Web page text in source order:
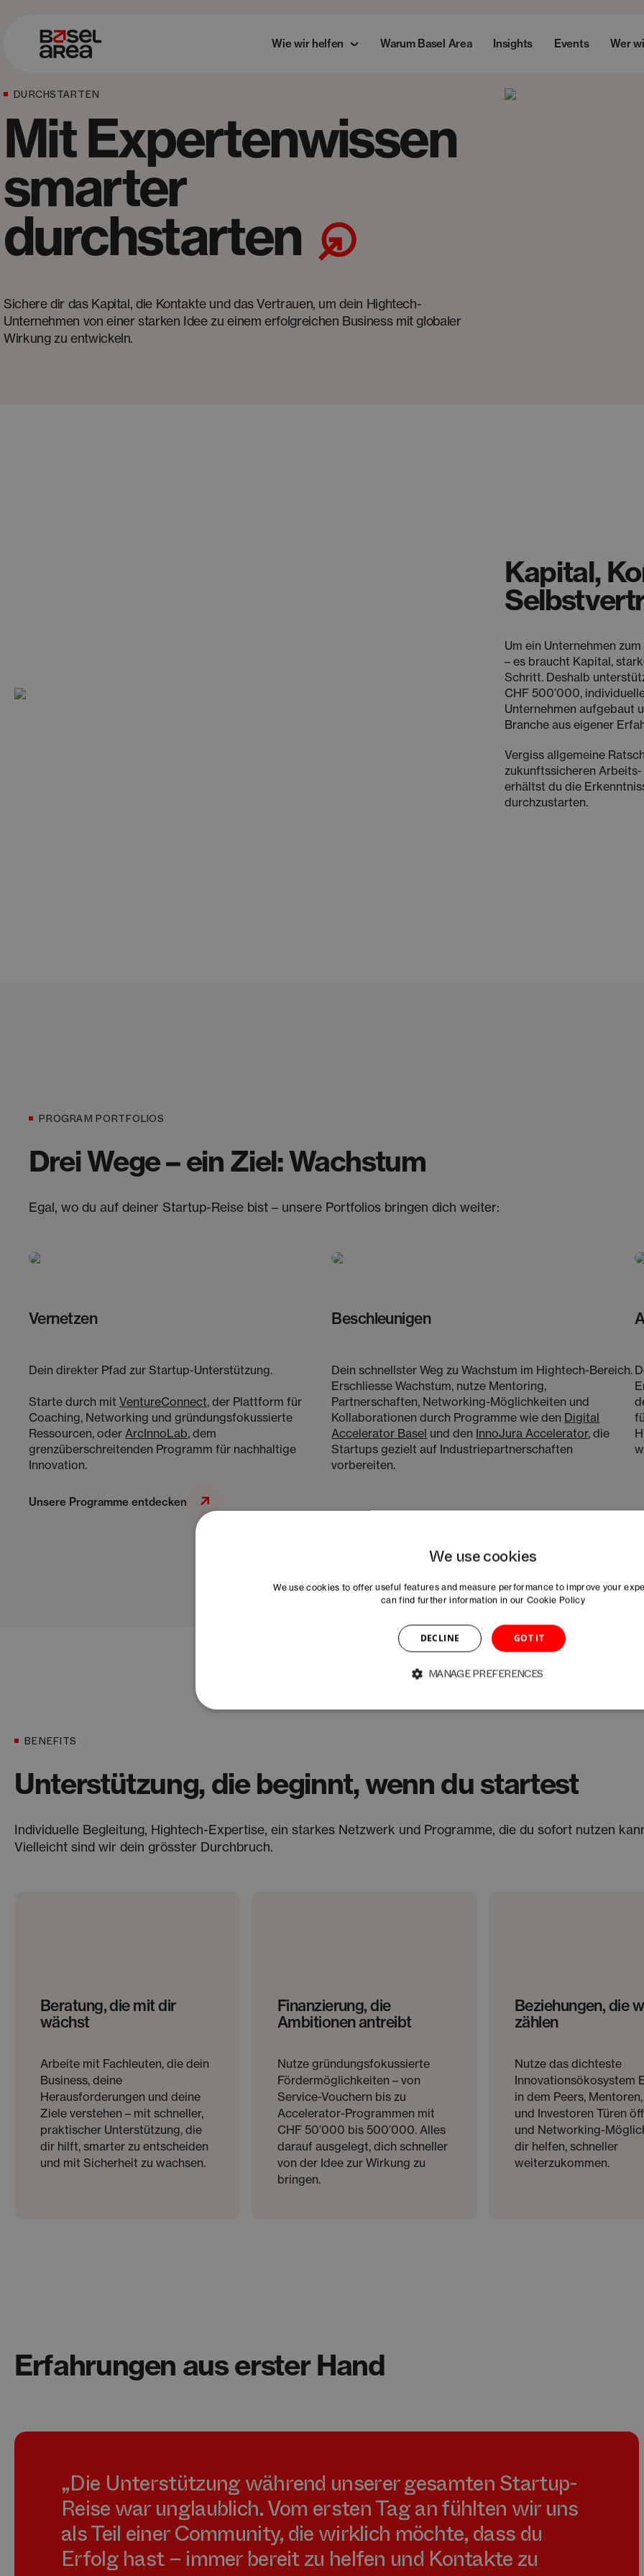
Wie wir helfen Warum Basel Area Insights Events Wer
DURCHSTARTEN
Mit Expertenwissen
smarter
durchstarten
Sichere dir das Kapital, die Kontakte und das Vertrauen, um dein Hightech-
Unternehmen von einer starken Idee zu einem erfolgreichen Business mit globaler
Wirkung zu entwickeln.
Kapital,
Um ein Unternehmen
– es braucht Kapital,
Schritt. Deshalb
CHF 500’000,
Unternehmen aufgebaut
Branche aus eigener
Vergiss allgemeine
zukunftssicheren
erhältst du die
durchzustarten.
PROGRAM PORTFOLIOS
Drei Wege – ein Ziel: Wachstum
Egal, wo du auf deiner Startup-Reise bist – unsere Portfolios bringen dich weiter:
Vernetzen
Dein direkter Pfad zur Startup-Unterstützung.
Starte durch mit VentureConnect, der Plattform für
Coaching, Networking und gründungsfokussierte
Ressourcen, oder ArcInnoLab, dem
grenzüberschreitenden Programm für nachhaltige
Innovation.
Unsere Programme entdecken
Beschleunigen
Dein schnellster Weg zu Wachstum im Hightech-Bereich.
Erschliesse Wachstum, nutze Mentoring,
Partnerschaften, Networking-Möglichkeiten und
Kollaborationen durch Programme wie den Digital
Accelerator Basel und den InnoJura Accelerator, die
Startups gezielt auf Industriepartnerschaften
vorbereiten.
BENEFITS
Unterstützung, die beginnt, wenn du startest
Individuelle Begleitung, Hightech-Expertise, ein starkes Netzwerk und Programme, die du sofort nutzen
Vielleicht sind wir dein grösster Durchbruch.
Beratung, die mit dir
wächst
Arbeite mit Fachleuten, die dein
Business, deine
Herausforderungen und deine
Ziele verstehen – mit schneller,
praktischer Unterstützung, die
dir hilft, smarter zu entscheiden
und mit Sicherheit zu wachsen.
Finanzierung, die
Ambitionen antreibt
Nutze gründungsfokussierte
Fördermöglichkeiten – von
Service-Vouchern bis zu
Accelerator-Programmen mit
CHF 50’000 bis 500’000. Alles
darauf ausgelegt, dich schneller
von der Idee zur Wirkung zu
bringen.
Beziehungen, die
zählen
Nutze das dichteste
Innovationsökosystem
in dem Peers,
und Investoren Türen
und Networking-
dir helfen, schneller
weiterzukommen.
Erfahrungen aus erster Hand
„Die Unterstützung während unserer gesamten Startup-
Reise war unglaublich. Vom ersten Tag an fühlten wir uns
als Teil einer Community, die wirklich möchte, dass du
Erfolg hast – immer bereit zu helfen und Kontakte zu
We use cookies
We use cookies to offer useful features and measure performance to improve your
can find further information in our Cookie Policy
GOT IT
DECLINE
MANAGE PREFERENCES